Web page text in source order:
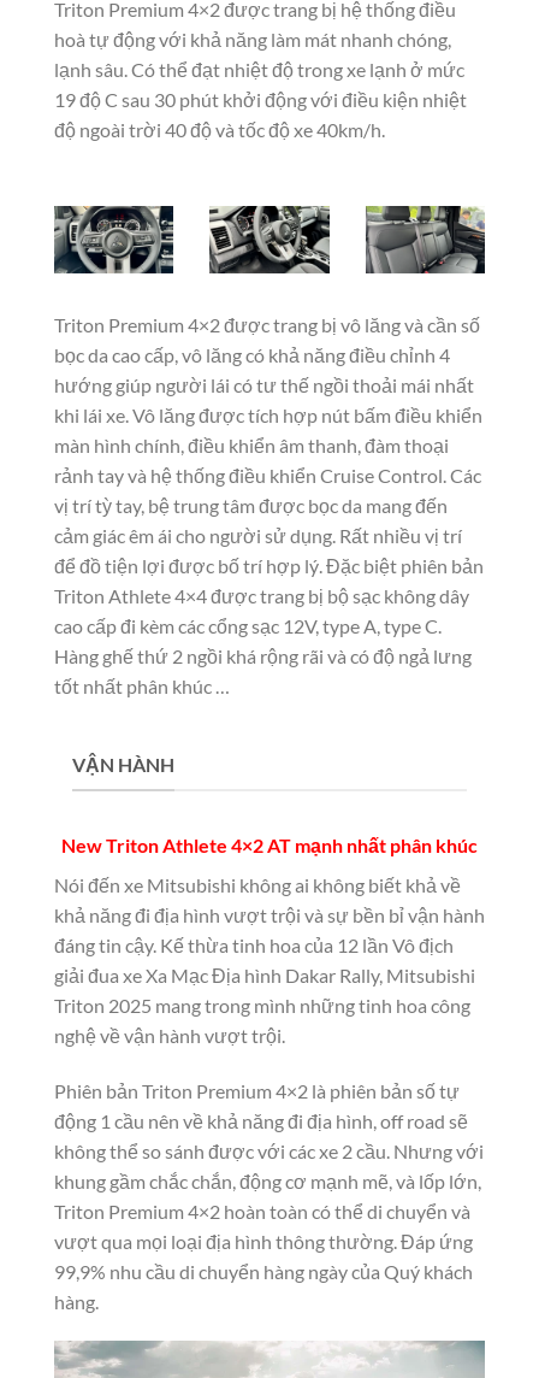
Triton Premium 4×2 được trang bị hệ thống điều
hoà tự động với khả năng làm mát nhanh chóng,
lạnh sâu. Có thể đạt nhiệt độ trong xe lạnh ở mức
19 độ C sau 30 phút khởi động với điều kiện nhiệt
độ ngoài trời 40 độ và tốc độ xe 40km/h.
Triton Premium 4×2 được trang bị vô lăng và cần số
bọc da cao cấp, vô lăng có khả năng điều chỉnh 4
hướng giúp người lái có tư thế ngồi thoải mái nhất
khi lái xe. Vô lăng được tích hợp nút bấm điều khiển
màn hình chính, điều khiển âm thanh, đàm thoại
rảnh tay và hệ thống điều khiển Cruise Control. Các
vị trí tỳ tay, bệ trung tâm được bọc da mang đến
cảm giác êm ái cho người sử dụng. Rất nhiều vị trí
để đồ tiện lợi được bố trí hợp lý. Đặc biệt phiên bản
Triton Athlete 4×4 được trang bị bộ sạc không dây
cao cấp đi kèm các cổng sạc 12V, type A, type C.
Hàng ghế thứ 2 ngồi khá rộng rãi và có độ ngả lưng
tốt nhất phân khúc …
VẬN HÀNH
New Triton Athlete 4×2 AT mạnh nhất phân khúc
Nói đến xe Mitsubishi không ai không biết khả về
khả năng đi địa hình vượt trội và sự bền bỉ vận hành
đáng tin cậy. Kế thừa tinh hoa của 12 lần Vô địch
giải đua xe Xa Mạc Địa hình Dakar Rally, Mitsubishi
Triton 2025 mang trong mình những tinh hoa công
nghệ về vận hành vượt trội.
Phiên bản Triton Premium 4×2 là phiên bản số tự
động 1 cầu nên về khả năng đi địa hình, off road sẽ
không thể so sánh được với các xe 2 cầu. Nhưng với
khung gầm chắc chắn, động cơ mạnh mẽ, và lốp lớn,
Triton Premium 4×2 hoàn toàn có thể di chuyển và
vượt qua mọi loại địa hình thông thường. Đáp ứng
99,9% nhu cầu di chuyển hàng ngày của Quý khách
hàng.